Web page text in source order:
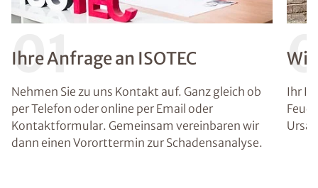
01
Ihre Anfrage an ISOTEC
Nehmen Sie zu uns Kontakt auf. Ganz gleich ob
per Telefon oder online per Email oder
Kontaktformular. Gemeinsam vereinbaren wir
dann einen Vororttermin zur Schadensanalyse.
Wir
Ihr